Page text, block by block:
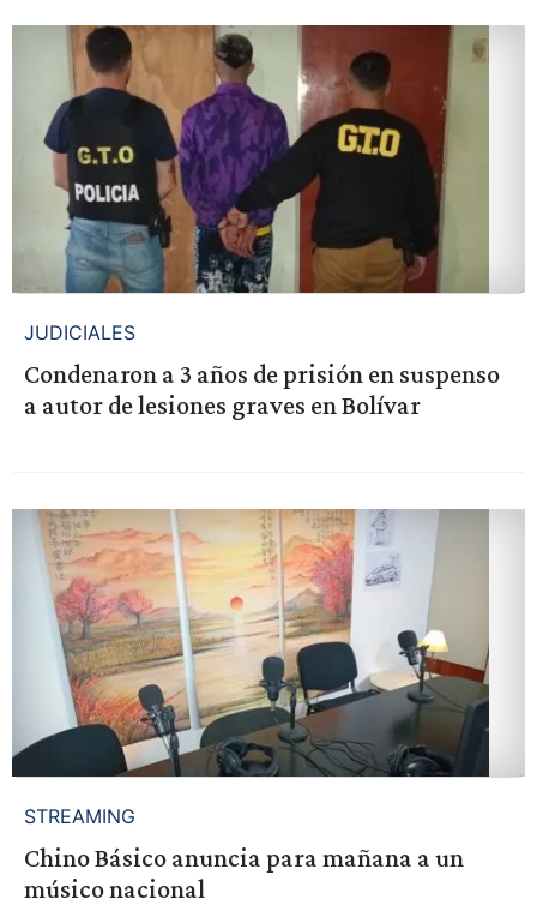
JUDICIALES
Condenaron a 3 años de prisión en suspenso
a autor de lesiones graves en Bolívar
STREAMING
Chino Básico anuncia para mañana a un
músico nacional